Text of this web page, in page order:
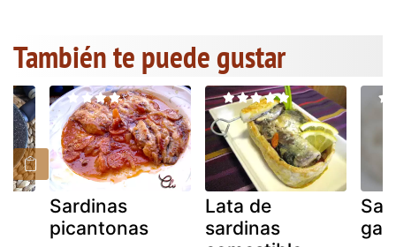
También te puede gustar
Sardinas
picantonas
Lata de
sardinas